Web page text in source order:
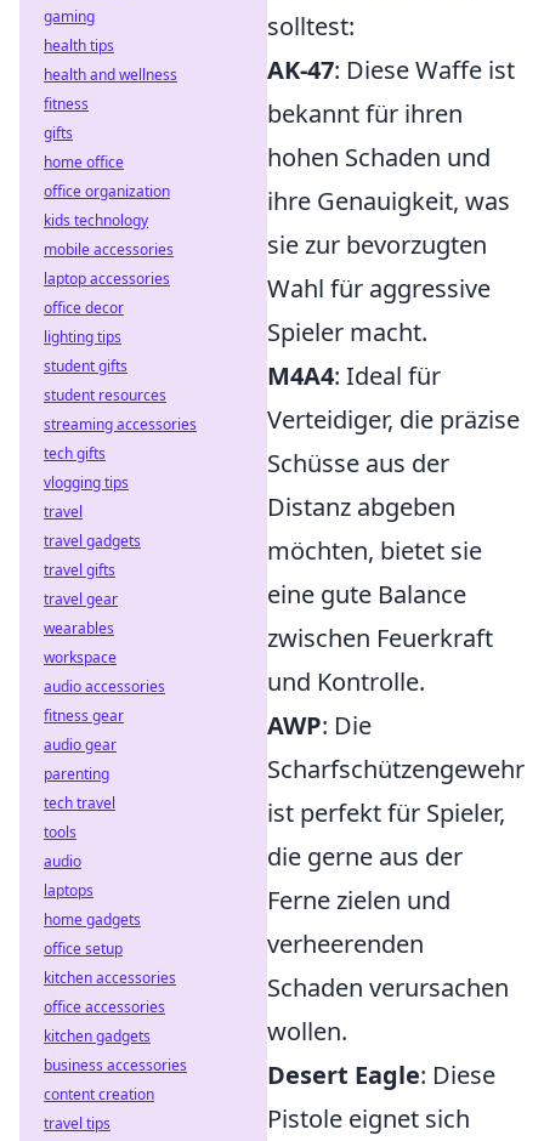
solltest:
AK-47: Diese Waffe ist
bekannt für ihren
hohen Schaden und
ihre Genauigkeit, was
sie zur bevorzugten
Wahl für aggressive
Spieler macht.
M4A4: Ideal für
Verteidiger, die präzise
Schüsse aus der
Distanz abgeben
möchten, bietet sie
eine gute Balance
zwischen Feuerkraft
und Kontrolle.
AWP: Die
Scharfschützengewehr
ist perfekt für Spieler,
die gerne aus der
Ferne zielen und
verheerenden
Schaden verursachen
wollen.
Desert Eagle: Diese
Pistole eignet sich
gaming
health tips
health and wellness
fitness
gifts
home office
office organization
kids technology
mobile accessories
laptop accessories
office decor
lighting tips
student gifts
student resources
streaming accessories
tech gifts
vlogging tips
travel
travel gadgets
travel gifts
travel gear
wearables
workspace
audio accessories
fitness gear
audio gear
parenting
tech travel
tools
audio
laptops
home gadgets
office setup
kitchen accessories
office accessories
kitchen gadgets
business accessories
content creation
travel tips